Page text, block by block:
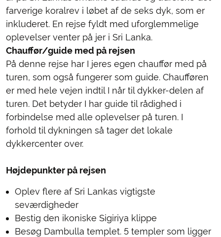
farverige koralrev i løbet af de seks dyk, som er
inkluderet. En rejse fyldt med uforglemmelige
oplevelser venter på jer i Sri Lanka.
Chauffør/guide med på rejsen
På denne rejse har I jeres egen chauffør med på
turen, som også fungerer som guide. Chaufføren
er med hele vejen indtil I når til dykker-delen af
turen. Det betyder I har guide til rådighed i
forbindelse med alle oplevelser på turen. I
forhold til dykningen så tager det lokale
dykkercenter over.
Højdepunkter på rejsen
Oplev flere af Sri Lankas vigtigste
seværdigheder
Bestig den ikoniske Sigiriya klippe
Besøg Dambulla templet. 5 templer som ligger